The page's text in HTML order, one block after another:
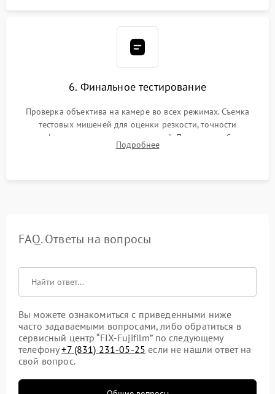
6. Финальное тестирование
Проверка объектива на камере во всех режимах. Съемка
тестовых мишеней для оценки резкости, точности
автофокуса и отсутствия искажений. Проверка работы
диафрагмы на закрытых значениях и тестирование
Подробнее
FAQ. Ответы на вопросы
Вы можете ознакомиться с приведенными ниже
часто задаваемыми вопросами, либо обратиться в
сервисный центр “FIX-Fujifilm” по следующему
телефону+7 (831) 231-05-25 если не нашли ответ на
свой вопрос.